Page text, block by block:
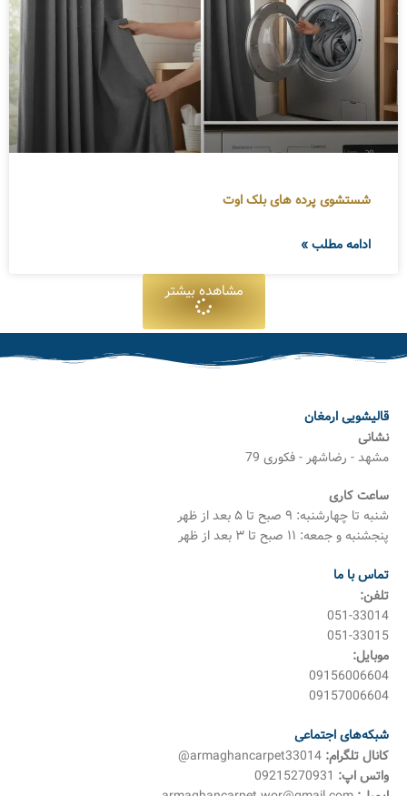
شستشوی پرده های بلک اوت
ادامه مطلب »
مشاهده بیشتر
قالیشویی ارمغان
نشانی
مشهد - رضاشهر - فکوری 79
ساعت کاری
شنبه تا چهارشنبه: ۹ صبح تا ۵ بعد از ظهر
پنجشنبه و جمعه: ۱۱ صبح تا ۳ بعد از ظهر
تماس با ما
تلفن:
051-33014
051-33015
موبایل:
09156006604
09157006604
شبکه‌های اجتماعی
کانال تلگرام:
واتس اپ: 09215270931